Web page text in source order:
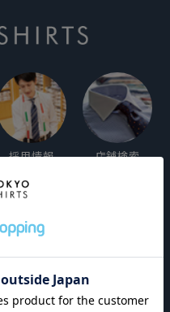
採用情報 店舗検索